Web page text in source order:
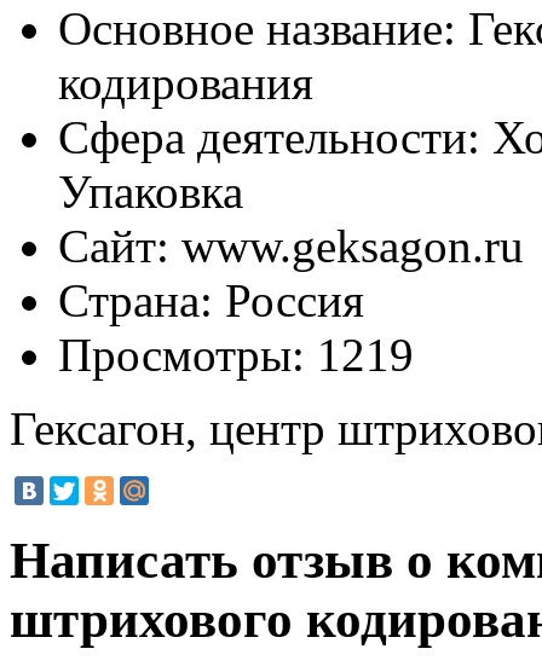
Основное название:
кодирования
Сфера деятельности:
Упаковка
Сайт: www.geksagon.ru
Страна: Россия
Просмотры: 1219
Гексагон, центр
Написать отзыв о
штрихового